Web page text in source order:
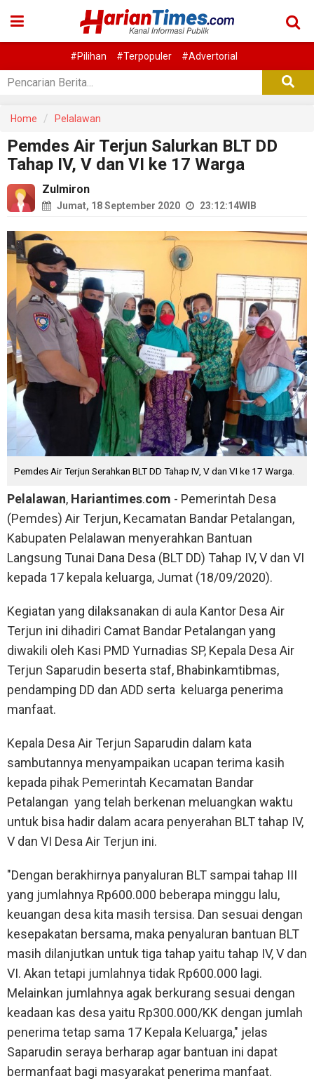
#Pilihan #Terpopuler #Advertorial
Home Pelalawan
Pemdes Air Terjun Salurkan BLT DD
Tahap IV, V dan VI ke 17 Warga
Zulmiron
Jumat, 18 September 2020 23:12:14WIB
Pemdes Air Terjun Serahkan BLT DD Tahap IV, V dan VI ke 17 Warga.
Pelalawan, Hariantimes.com - Pemerintah Desa
(Pemdes) Air Terjun, Kecamatan Bandar Petalangan,
Kabupaten Pelalawan menyerahkan Bantuan
Langsung Tunai Dana Desa (BLT DD) Tahap IV, V dan VI
kepada 17 kepala keluarga, Jumat (18/09/2020).
Kegiatan yang dilaksanakan di aula Kantor Desa Air
Terjun ini dihadiri Camat Bandar Petalangan yang
diwakili oleh Kasi PMD Yurnadias SP, Kepala Desa Air
Terjun Saparudin beserta staf, Bhabinkamtibmas,
pendamping DD dan ADD serta keluarga penerima
manfaat.
Kepala Desa Air Terjun Saparudin dalam kata
sambutannya menyampaikan ucapan terima kasih
kepada pihak Pemerintah Kecamatan Bandar
Petalangan yang telah berkenan meluangkan waktu
untuk bisa hadir dalam acara penyerahan BLT tahap IV,
V dan VI Desa Air Terjun ini.
"Dengan berakhirnya panyaluran BLT sampai tahap III
yang jumlahnya Rp600.000 beberapa minggu lalu,
keuangan desa kita masih tersisa. Dan sesuai dengan
kesepakatan bersama, maka penyaluran bantuan BLT
masih dilanjutkan untuk tiga tahap yaitu tahap IV, V dan
VI. Akan tetapi jumlahnya tidak Rp600.000 lagi.
Melainkan jumlahnya agak berkurang sesuai dengan
keadaan kas desa yaitu Rp300.000/KK dengan jumlah
penerima tetap sama 17 Kepala Keluarga," jelas
Saparudin seraya berharap agar bantuan ini dapat
bermanfaat bagi masyarakat penerima manfaat.